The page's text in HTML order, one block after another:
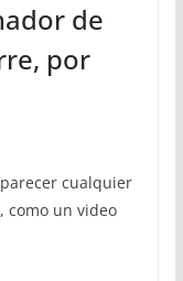
de
por
cualquier
como un video